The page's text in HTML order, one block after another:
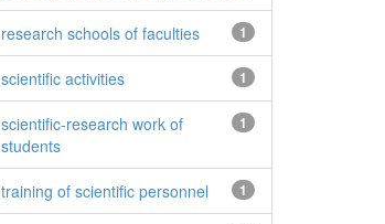
1
research schools of faculties
1
scientific activities
1
scientific-research work of
students
1
training of scientific personnel